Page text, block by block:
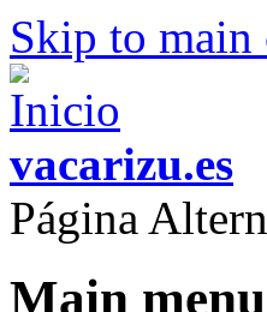
Skip to main
vacarizu.es
Página
Main menu